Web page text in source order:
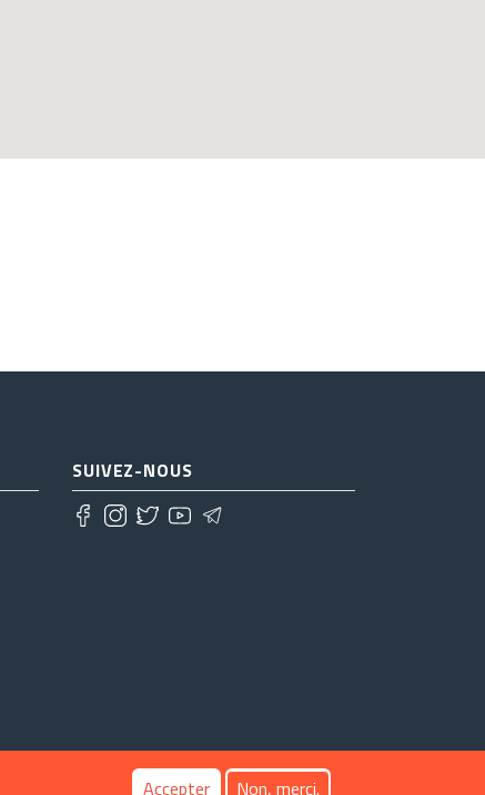
SUIVEZ-NOUS
Accepter Non, merci.